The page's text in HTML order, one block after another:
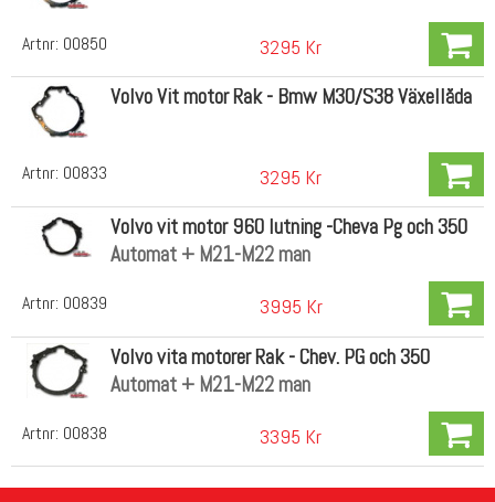
Artnr: 00850 3295 Kr
Artnr: 00833
Volvo Vit motor Rak - Bmw M30/S38 Växellåda
3295 Kr
Artnr: 00839
Volvo vit motor 960 lutning -Cheva Pg och 350
Automat + M21-M22 man
3995 Kr
Artnr: 00838
Volvo vita motorer Rak - Chev. PG och 350
Automat + M21-M22 man
3395 Kr